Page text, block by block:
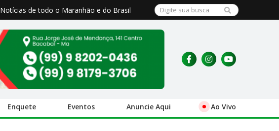
Notícias de todo o Maranhão e do Brasil
Enquete Eventos Anuncie Aqui Ao Vivo